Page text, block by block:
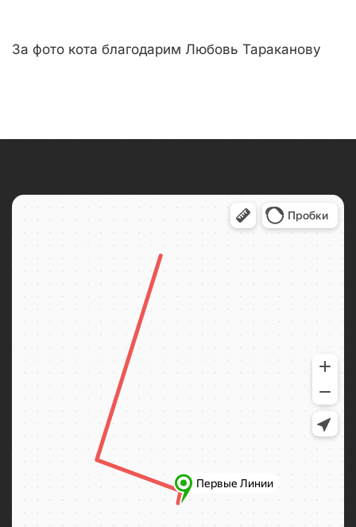
За фото кота благодарим Любовь Тараканову